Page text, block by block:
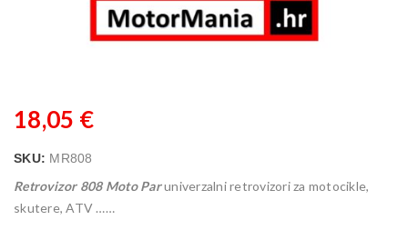
18,05 €
SKU: MR808
Retrovizor 808 Moto Paruniverzalni retrovizori za motocikle,
skutere, ATV ……